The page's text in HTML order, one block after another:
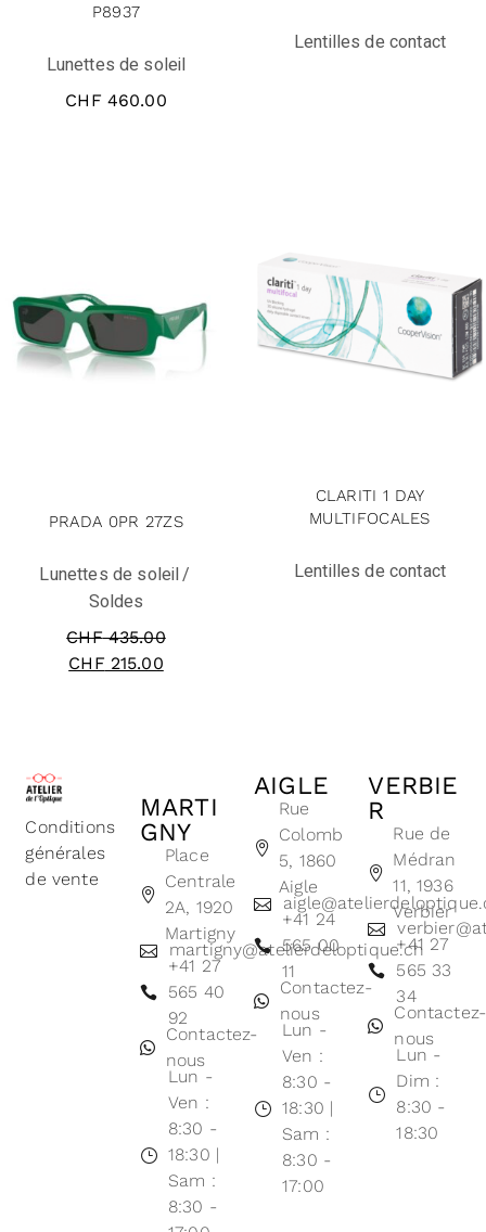
P8937
Lunettes de soleil
CHF 460.00
Lentilles de contact
PRADA 0PR 27ZS
Lunettes de soleil
Soldes
CHF435.00
CHF 215.00
CLARITI 1 DAY
MULTIFOCALES
Lentilles de contact
Conditions
générales
de vente
MARTI
GNY
Place
Centrale
2A, 1920
Martigny
martigny@atelierdeloptique.ch
+41 27
565 40
92
Contactez-
nous
Lun -
Ven :
8:30 -
18:30 |
Sam :
8:30 -
AIGLE
Rue
Colomb
5, 1860
Aigle
+41 24
565 00
11
Contactez-
nous
Lun -
Ven :
8:30 -
18:30 |
Sam :
8:30 -
17:00
VERBIE
R
Rue de
Médran
11, 1936
Verbier
+41 27
565 33
34
Contactez-
nous
Lun -
Dim :
8:30 -
18:30